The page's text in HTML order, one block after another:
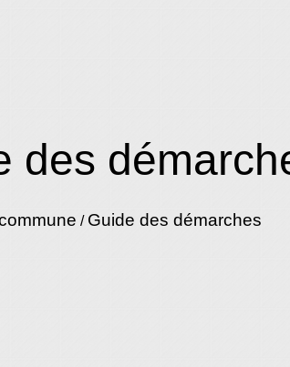
des
/ Guide des démarches